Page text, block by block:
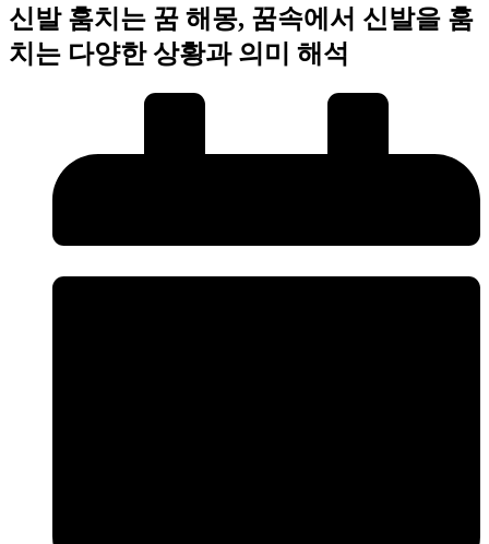
신발 훔치는 꿈 해몽, 꿈속에서 신발을 훔
치는 다양한 상황과 의미 해석